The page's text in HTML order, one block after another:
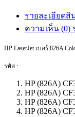
รายละเอียดสิ
ความเห็น (0)
HP LaserJet เบอร์ 826A
รหัส :
HP (826A)
HP (826A)
HP (826A)
HP (826A)